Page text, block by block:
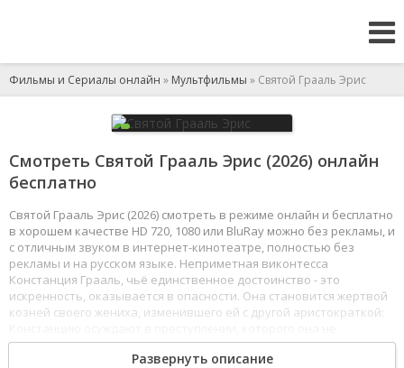
Фильмы и Сериалы онлайн » Мультфильмы » Святой Грааль Эрис
Смотреть Святой Грааль Эрис (2026) онлайн
бесплатно
Святой Грааль Эрис (2026) смотреть в режиме онлайн и бесплатно
в хорошем качестве HD 720, 1080 или BluRay можно без рекламы, и
с отличным звуком в интернет-кинотеатре, полностью без
рекламы и на русском языке. Неприметная виконтесса
Констанция Грааль, чьё единственное достоинство - это
искренность, оказывается в опасности. Она становится жертвой
козней своего жениха, изменившего ей с другой аристократкой:
совершала. Однако даже те, кто знал правду, не становятся на её
Развернуть описание